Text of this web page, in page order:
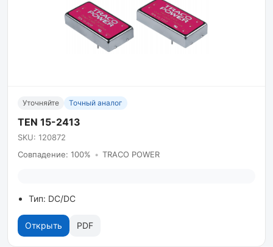
Уточняйте Точный аналог
TEN 15-2413
SKU: 120872
Совпадение: 100% • TRACO POWER
Тип: DC/DC
Открыть PDF